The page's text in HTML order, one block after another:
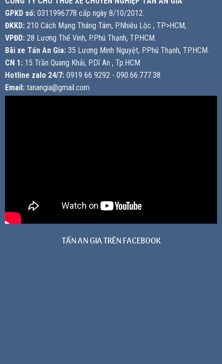
GPKD số: 0311996778 cấp ngày 8/10/2012.
ĐKKD: 210 Cách Mạng Tháng Tám, P.Nhiêu Lộc , TP>HCM,
VPĐD: 28 Lương Thế Vinh, P.Phú Thạnh, TP.HCM.
Bãi xe Tấn An Gia: 35 Lương Minh Nguyệt, P.Phú Thạnh, TP.HCM.
CN 1: 15 Trần Quang Khải, P.Dĩ An , Tp.HCM
Hotline zalo 24/7: 0919 66 9292 - 090.66.777.38
Email: tanangia@gmail.com
TẤN AN GIA TRÊN FACEBOOK